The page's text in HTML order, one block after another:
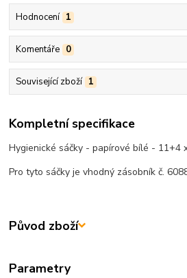
Hodnocení 1
Komentáře 0
Související zboží 1
Kompletní specifikace
Hygienické sáčky - papírové bílé - 11+4
Pro tyto sáčky je vhodný zásobník č.
Původ zboží
Parametry